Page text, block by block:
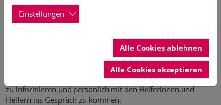
Innenministerin Magdalena Finke und Innenstaatssekretär
Bevölkerungsschutzes auf dem Husumer Marktplatz besucht.
Dort präsentierten zahlreiche Blaulichtorganisationen
eindrucksvoll, wie vielfältig, modern und unverzichtbar ihre
Arbeit ist. Viele Besucherinnen und Besucher nutzten die
Gelegenheit, sich über Aufgaben, Technik und Einsatzabläufe
zu informieren und persönlich mit den Helferinnen und
Helfern ins Gespräch zu kommen.
Einstellungen
Alle Cookies ablehnen
Alle Cookies akzeptieren